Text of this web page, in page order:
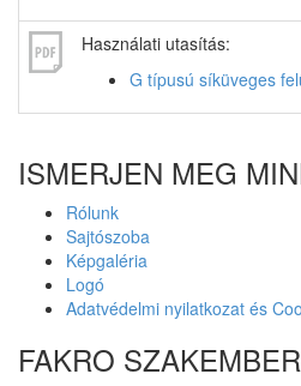
Használati utasítás:
G típusú síküveges
ISMERJEN MEG
Rólunk
Sajtószoba
Képgaléria
Logó
Adatvédelmi nyilatkozat és
FAKRO